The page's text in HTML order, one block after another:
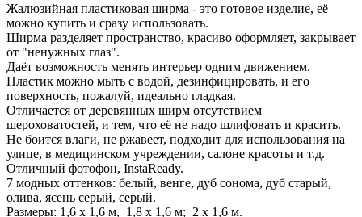
Жалюзийная пластиковая ширма - это готовое изделие, её
можно купить и сразу использовать.
Ширма разделяет пространство, красиво оформляет, закрывает
от "ненужных глаз".
Даёт возможность менять интерьер одним движением.
Пластик можно мыть с водой, дезинфицировать, и его
поверхность, пожалуй, идеально гладкая.
Отличается от деревянных ширм отсутствием
шероховатостей, и тем, что её не надо шлифовать и красить.
Не боится влаги, не ржавеет, подходит для использования на
улице, в медицинском учреждении, салоне красоты и т.д.
Отличный фотофон, InstaReady.
7 модных оттенков: белый, венге, дуб сонома, дуб старый,
олива, ясень серый, серый.
Размеры: 1,6 х 1,6 м, 1,8 х 1,6 м; 2 х 1,6 м.